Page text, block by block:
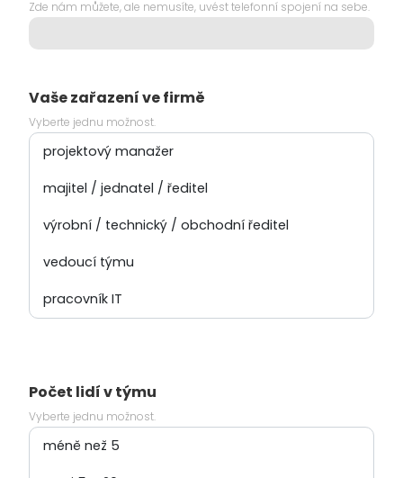
Zde nám můžete, ale nemusíte, uvést telefonní spojení na sebe.
Vaše zařazení ve firmě
Vyberte jednu možnost.
Počet lidí v týmu
Vyberte jednu možnost.